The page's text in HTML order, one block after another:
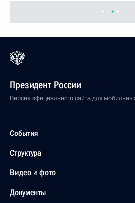
Президент России
Версия официального сайта для
События
Структура
Видео и фото
Документы